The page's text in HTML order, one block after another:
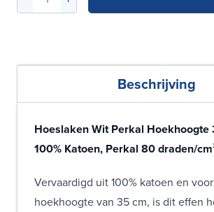
Beschrijving
Hoeslaken Wit Perkal Hoekhoogte
100% Katoen, Perkal 80 draden/
Vervaardigd uit 100% katoen en
hoekhoogte van 35 cm, is dit effen